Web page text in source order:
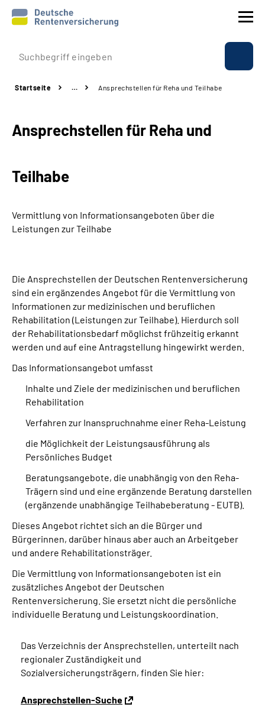
Prävention
Rente
Über uns & Presse
Suche
Language
Inhalte in Gebärdensprache (DGS)
Leichte Sprache
Mein Kundenportal
Startseite … Ansprechstellen für Reha und Teilhabe
Ansprechstellen für Reha und
Teilhabe
Vermittlung von Informationsangeboten über die
Leistungen zur Teilhabe
Die Ansprechstellen der Deutschen Rentenversicherung
sind ein ergänzendes Angebot für die Vermittlung von
Informationen zur medizinischen und beruflichen
Rehabilitation (Leistungen zur Teilhabe). Hierdurch soll
der Rehabilitationsbedarf möglichst frühzeitig erkannt
werden und auf eine Antragstellung hingewirkt werden.
Das Informationsangebot umfasst
Inhalte und Ziele der medizinischen und beruflichen
Rehabilitation
Verfahren zur Inanspruchnahme einer Reha-Leistung
die Möglichkeit der Leistungsausführung als
Persönliches Budget
Beratungsangebote, die unabhängig von den Reha-
Trägern sind und eine ergänzende Beratung darstellen
(ergänzende unabhängige Teilhabeberatung - EUTB).
Dieses Angebot richtet sich an die Bürger und
Bürgerinnen, darüber hinaus aber auch an Arbeitgeber
und andere Rehabilitationsträger.
Die Vermittlung von Informationsangeboten ist ein
zusätzliches Angebot der Deutschen
Rentenversicherung. Sie ersetzt nicht die persönliche
individuelle Beratung und Leistungskoordination.
Das Verzeichnis der Ansprechstellen, unterteilt nach
regionaler Zuständigkeit und
Sozialversicherungsträgern, finden Sie hier:
Ansprechstellen-Suche